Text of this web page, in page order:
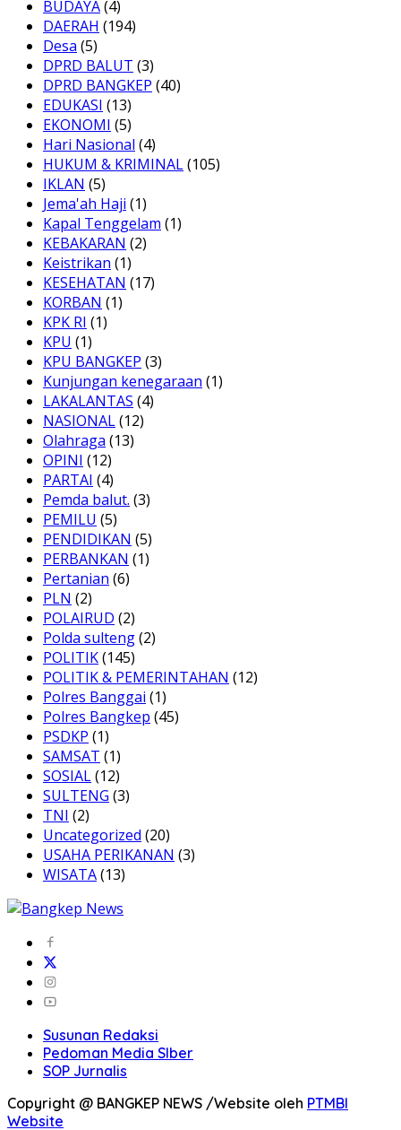
BUDAYA(4)
DAERAH (194)
Desa (5)
DPRD BALUT (3)
DPRD BANGKEP (40)
EDUKASI (13)
EKONOMI (5)
Hari Nasional (4)
HUKUM & KRIMINAL(105)
IKLAN (5)
Jema'ah Haji (1)
Kapal Tenggelam (1)
KEBAKARAN (2)
Keistrikan (1)
KESEHATAN (17)
KORBAN (1)
KPK RI (1)
KPU (1)
KPU BANGKEP (3)
Kunjungan kenegaraan (1)
LAKALANTAS (4)
NASIONAL(12)
Olahraga (13)
OPINI (12)
PARTAI (4)
Pemda balut. (3)
PEMILU (5)
PENDIDIKAN (5)
PERBANKAN (1)
Pertanian (6)
PLN (2)
POLAIRUD (2)
Polda sulteng(2)
POLITIK(145)
POLITIK & PEMERINTAHAN (12)
Polres Banggai (1)
Polres Bangkep (45)
PSDKP (1)
SAMSAT (1)
SOSIAL(12)
SULTENG (3)
TNI (2)
Uncategorized (20)
USAHA PERIKANAN (3)
WISATA(13)
Susunan Redaksi
Pedoman Media SIber
SOP Jurnalis
Copyright @ BANGKEP NEWS /Website oleh PTMBI
Website